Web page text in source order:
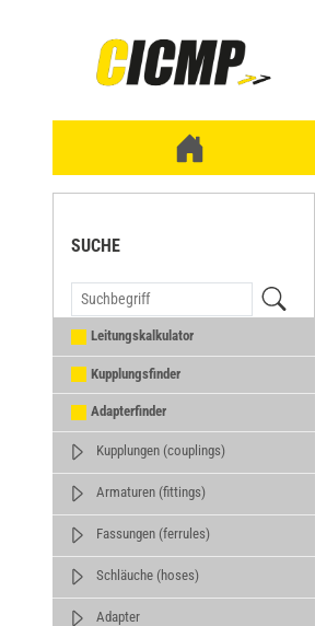
SUCHE
Leitungskalkulator
Kupplungsfinder
Adapterfinder
Kupplungen (couplings)
Armaturen (fittings)
Fassungen (ferrules)
Schläuche (hoses)
Adapter